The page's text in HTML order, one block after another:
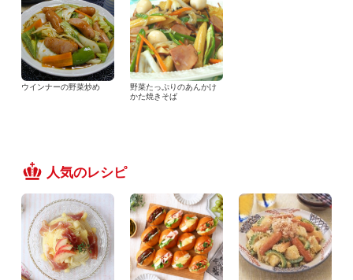
ウインナーの野菜炒め
野菜たっぷりのあんかけ
かた焼きそば
人気のレシピ